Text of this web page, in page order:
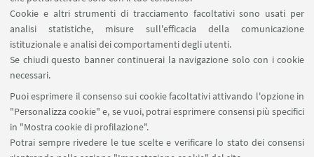
Cookie e altri strumenti di tracciamento facoltativi sono usati per
analisi statistiche, misure sull'efficacia della comunicazione
istituzionale e analisi dei comportamenti degli utenti.
Se chiudi questo banner continuerai la navigazione solo con i cookie
necessari.
Puoi esprimere il consenso sui cookie facoltativi attivando l'opzione in
"Personalizza cookie" e, se vuoi, potrai esprimere consensi più specifici
in "Mostra cookie di profilazione".
Potrai sempre rivedere le tue scelte e verificare lo stato dei consensi
Gaia Loconte